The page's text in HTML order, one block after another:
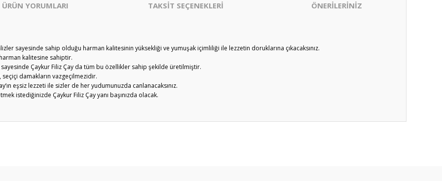
ÜRÜN YORUMLARI TAKSİT SEÇENEKLERİ ÖNERİLERİNİZ
sayesinde sahip olduğu harman kalitesinin yüksekliği ve yumuşak içimliliği ile lezzetin doruklarına çıkacaksınız.
kalitesine sahiptir.
Çaykur Filiz Çay da tüm bu özellikler sahip şekilde üretilmiştir.
damakların vazgeçilmezidir.
eşsiz lezzeti ile sizler de her yudumunuzda canlanacaksınız.
istediğinizde Çaykur Filiz Çay yanı başınızda olacak.